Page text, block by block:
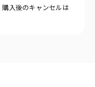
入後のキャンセルは